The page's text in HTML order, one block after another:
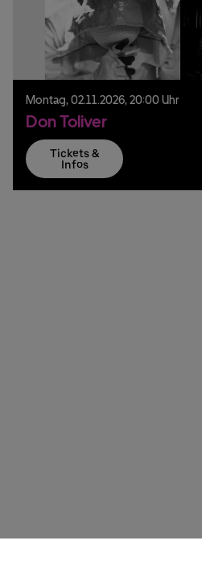
Montag, 02.11.2026, 20:00 Uhr
Don Toliver
Tickets &
Infos